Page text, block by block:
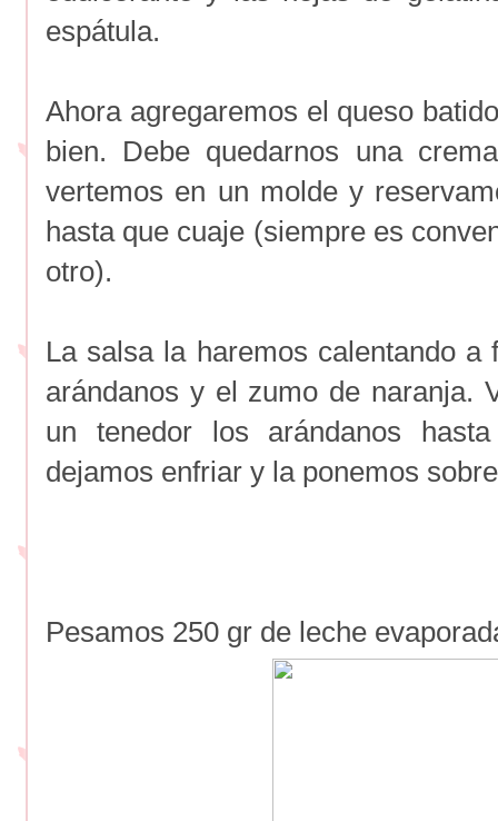
espátula.
Ahora agregaremos el queso
bien. Debe quedarnos una
vertemos en un molde y
hasta que cuaje (siempre es
otro).
La salsa la haremos calentando
arándanos y el zumo de naranja.
un tenedor los arándanos
dejamos enfriar y la ponemos
Pesamos 250 gr de leche